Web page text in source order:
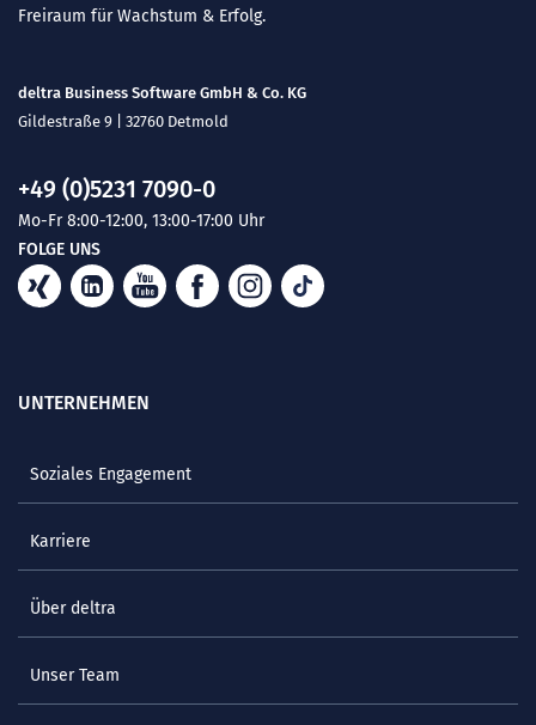
Freiraum für Wachstum & Erfolg.
deltra Business Software GmbH & Co. KG
Gildestraße 9 | 32760 Detmold
+49 (0)5231 7090-0
Mo-Fr 8:00-12:00, 13:00-17:00 Uhr
FOLGE UNS
UNTERNEHMEN
Soziales Engagement
Karriere
Über deltra
Unser Team